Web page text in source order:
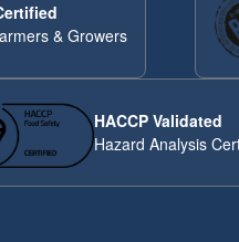
& Growers
HACCP Validated
Hazard Analysis